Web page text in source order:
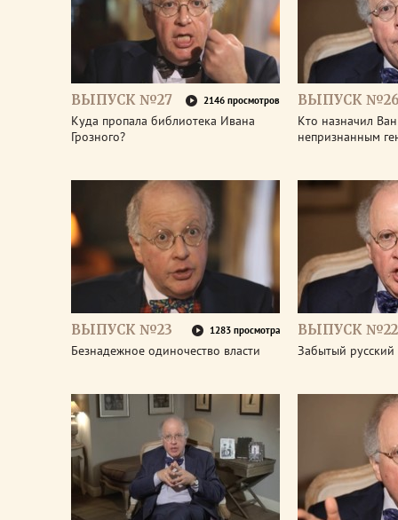
ВЫПУСК №27 2146 просмотров
Куда пропала библиотека Ивана
Грозного?
ВЫПУСК
Кто назначил Ван
непризнанным
ВЫПУСК №23 1283 просмотра
Безнадежное одиночество власти
ВЫПУСК №22
Забытый русский